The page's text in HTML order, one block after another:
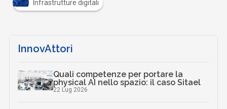
Infrastrutture digitali
InnovAttori
Quali competenze per portare la
physical AI nello spazio: il caso Sitael
22 Lug 2026